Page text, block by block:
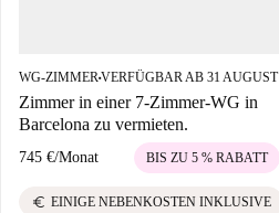
WG-ZIMMER■VERFÜGBAR AB 31 AUGUST
Zimmer in einer 7-Zimmer-WG in
Barcelona zu vermieten.
745 €/Monat BIS ZU 5 % RABATT
euro EINIGE NEBENKOSTEN INKLUSIVE